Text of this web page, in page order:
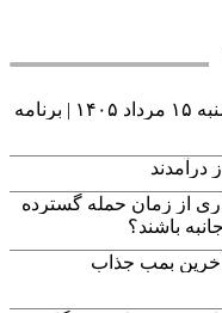
جدول قطعی برق البرز و کرج روز پنجشنبه ۱۵ مرداد ۱۴۰۵ | برنامه
درآمدند
از زمان حمله گسترده
باشند؟
بمب جذاب